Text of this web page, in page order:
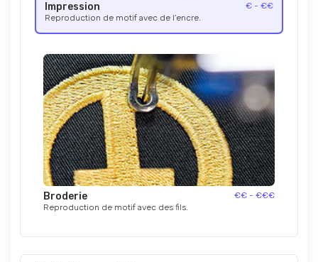
Impression
€ - €€
Reproduction de motif avec de l’encre.
Broderie
€€ - €€€
Reproduction de motif avec des fils.